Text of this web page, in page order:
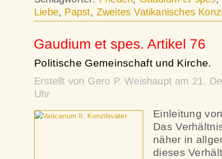
Liebe, Papst, Zweites Vatikanisches
Gaudium et spes. Artikel 76
Politische Gemeinschaft und Kirche.
Erstellt von Gero P. Weishaupt am 21.
Uhr
Einleitung
Das
näher in
dieses